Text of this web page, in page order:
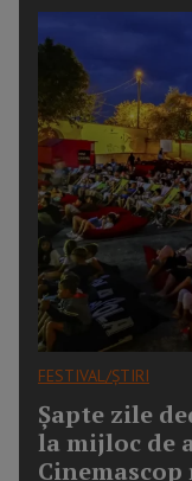
FESTIVAL/ȘTIRI
Șapte zile
la mijloc de
Cinemascop